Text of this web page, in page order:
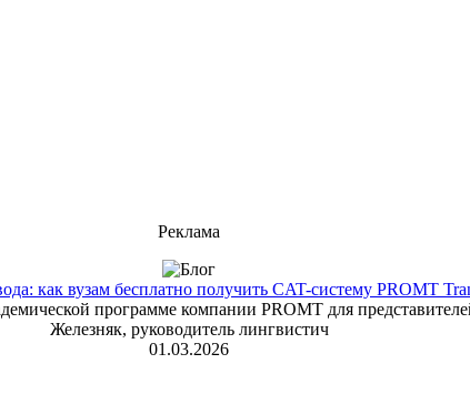
Реклама
как вузам бесплатно получить CAT-систему PROMT
программе компании PROMT для
Железняк, руководитель лингвистич
01.03.2026